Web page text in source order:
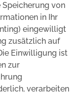
Speicherung von
in Ihr
eingewilligt
zusätzlich auf
Einwilligung ist
zur
verarbeiten